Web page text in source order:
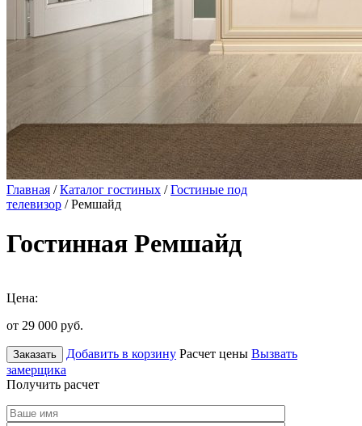
Главная /Каталог гостиных /Гостиные под
телевизор / Ремшайд
Гостинная Ремшайд
Цена:
от 29 000 руб.
Заказать Добавить в корзину Расчет цены Вызвать
замерщика
Получить расчет